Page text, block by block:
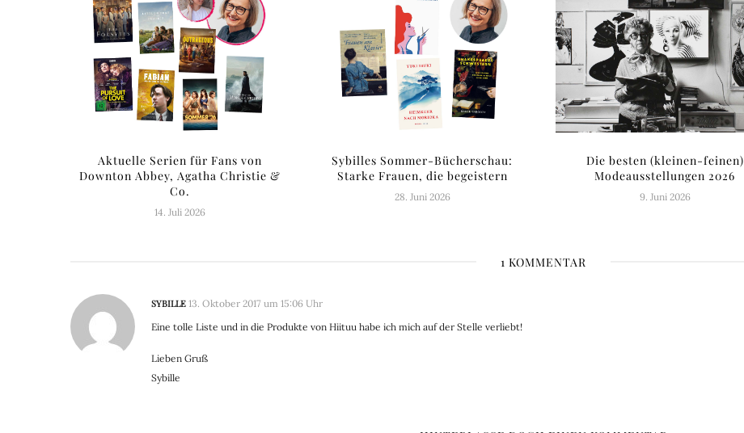
Aktuelle Serien für Fans von
Downton Abbey, Agatha Christie &
Co.
14. Juli 2026
Sybilles Sommer-Bücherschau:
Starke Frauen, die begeistern
28. Juni 2026
Die besten (kleinen-feinen)
Modeausstellungen 2026
9. Juni 2026
1 KOMMENTAR
SYBILLE 13. Oktober 2017 um 15:06 Uhr
Eine tolle Liste und in die Produkte von Hiituu habe ich mich auf der Stelle verliebt!
Lieben Gruß
Sybille